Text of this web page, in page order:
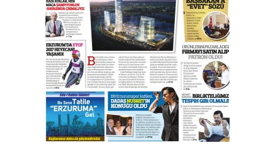
Kadir SABUNCUOĞLU
Erzurumspor’un köşe taşları
29 Haziran 2026 Pazartesi
Kenan GÜLERCİ
Murat Şahsuvaroğlu ERKON’da
çıtayı yukarı taşırken,
yönetimdekiler aşağı
çekmemeli!
17 Şubat 2026 SalıOrhan BOZKURT
Bir fotoğraf, bir şehir, bir